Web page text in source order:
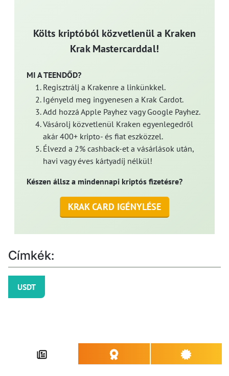
Költs kriptóból közvetlenül a Kraken
Krak Mastercarddal!
MI A TEENDŐD?
Regisztrálj a Krakenre a linkünkkel.
Igényeld meg ingyenesen a Krak Cardot.
Add hozzá Apple Payhez vagy Google Payhez.
Vásárolj közvetlenül Kraken egyenlegedről
akár 400+ kripto- és fiat eszközzel.
Élvezd a 2% cashback-et a vásárlások után,
havi vagy éves kártyadíj nélkül!
Készen állsz a mindennapi kriptós fizetésre?
KRAK CARD IGÉNYLÉSE
Címkék:
USDT